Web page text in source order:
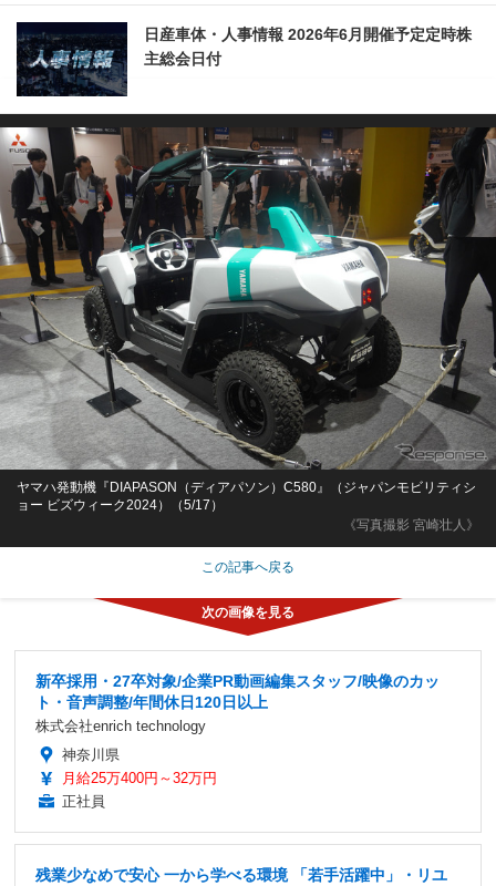
日産車体・人事情報 2026年6月開催予定定時株
主総会日付
《写真撮影 宮崎壮人》
ヤマハ発動機『DIAPASON（ディアパソン）C580』（ジャパンモビリティシ
ョー ビズウィーク2024）（5/17）
この記事へ戻る
新卒採用・27卒対象/企業PR動画編集スタッフ/映像のカッ
ト・音声調整/年間休日120日以上
株式会社enrich technology
神奈川県
月給25万400円～32万円
正社員
残業少なめで安心 一から学べる環境 「若手活躍中」・リユ